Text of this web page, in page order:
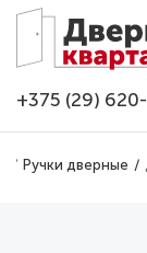
Перейти к
+375 (29)
Ручки дверные